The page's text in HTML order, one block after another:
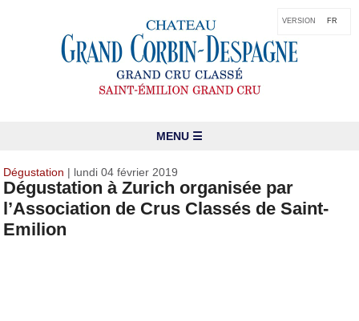
VERSION FR
MENU ☰
Dégustation | lundi 04 février 2019
Dégustation à Zurich organisée par
l’Association de Crus Classés de Saint-
Emilion